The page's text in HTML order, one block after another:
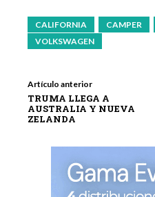
CALIFORNIA CAMPER
VOLKSWAGEN
Artículo anterior
TRUMA LLEGA A
AUSTRALIA Y NUEVA
ZELANDA